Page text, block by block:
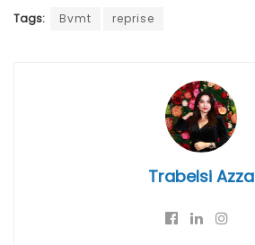
Tags: Bvmt reprise
Trabelsi Azza